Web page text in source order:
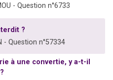
- Question n°6733
?
- Question n°57334
à une convertie, y a-t-il